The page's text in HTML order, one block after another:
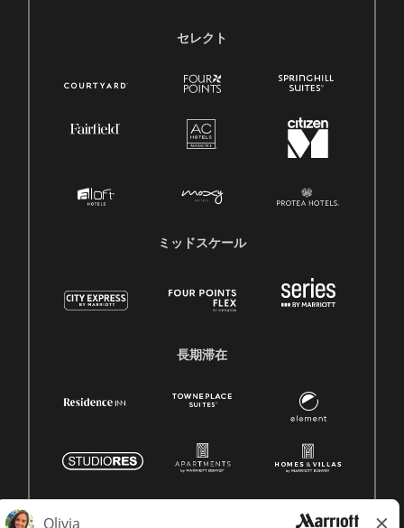
セレクト
ミッドスケール
長期滞在